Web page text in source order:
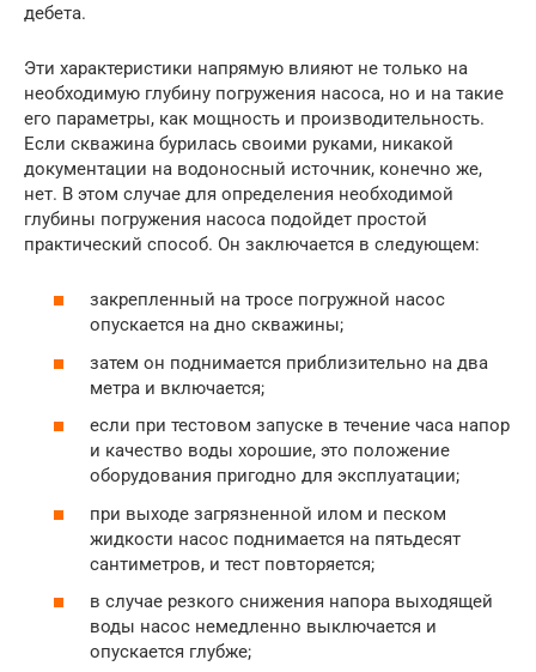
дебета.
Эти характеристики напрямую влияют не только на
необходимую глубину погружения насоса, но и на такие
его параметры, как мощность и производительность.
Если скважина бурилась своими руками, никакой
документации на водоносный источник, конечно же,
нет. В этом случае для определения необходимой
глубины погружения насоса подойдет простой
практический способ. Он заключается в следующем:
закрепленный на тросе погружной насос
опускается на дно скважины;
затем он поднимается приблизительно на два
метра и включается;
если при тестовом запуске в течение часа напор
и качество воды хорошие, это положение
оборудования пригодно для эксплуатации;
при выходе загрязненной илом и песком
жидкости насос поднимается на пятьдесят
сантиметров, и тест повторяется;
в случае резкого снижения напора выходящей
воды насос немедленно выключается и
опускается глубже;